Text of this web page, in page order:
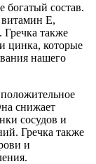
богатый состав.
E,
Гречка также
цинка, которые
нашего
положительное
снижает
сосудов и
Гречка также
и